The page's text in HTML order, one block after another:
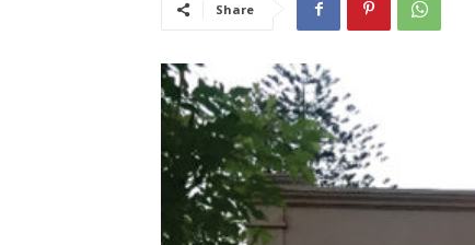
Share